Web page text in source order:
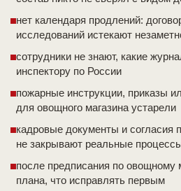
нет календаря продлений:
исследований истекают
сотрудники не знают, какие
инспектору по России
пожарные инструкции, приказы
для овощного магазина устарели
кадровые документы и
не закрывают реальные
после предписания по овощному
плана, что исправлять первым